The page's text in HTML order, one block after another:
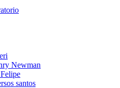
Newman
santos